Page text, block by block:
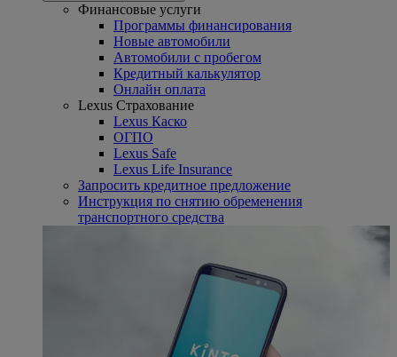
Финансовые услуги
Программы финансирования
Новые автомобили
Автомобили с пробегом
Кредитный калькулятор
Онлайн оплата
Lexus Страхование
Lexus Каско
ОГПО
Lexus Safe
Lexus Life Insurance
Запросить кредитное предложение
Инструкция по снятию обременения
транспортного средства